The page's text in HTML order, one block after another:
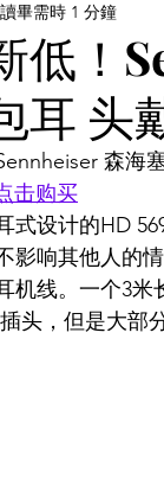
潮流
低！
耳 头
讀畢需時 1 分鐘
森海
击购买
式设计的HD
影响其他人的
机线。一个3米
头，但是大部